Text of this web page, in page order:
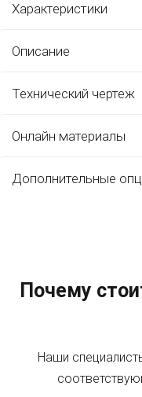
Характеристики
Описание
Технический чертеж
Онлайн материалы
Дополнительные
Почему
Наши